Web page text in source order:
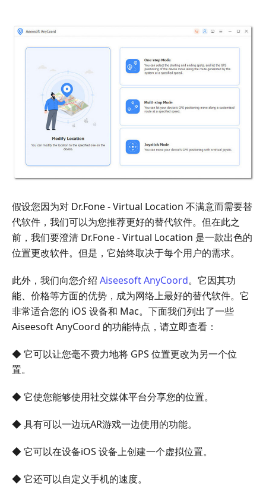
假设您因为对 Dr.Fone - Virtual Location 不满意而需要替
代软件，我们可以为您推荐更好的替代软件。但在此之
前，我们要澄清 Dr.Fone - Virtual Location 是一款出色的
位置更改软件。但是，它始终取决于每个用户的需求。
此外，我们向您介绍 Aiseesoft AnyCoord。它因其功
能、价格等方面的优势，成为网络上最好的替代软件。它
非常适合您的 iOS 设备和 Mac。下面我们列出了一些
Aiseesoft AnyCoord 的功能特点，请立即查看：
◆ 它可以让您毫不费力地将 GPS 位置更改为另一个位
置。
◆ 它使您能够使用社交媒体平台分享您的位置。
◆ 具有可以一边玩AR游戏一边使用的功能。
◆ 它可以在设备iOS 设备上创建一个虚拟位置。
◆ 它还可以自定义手机的速度。